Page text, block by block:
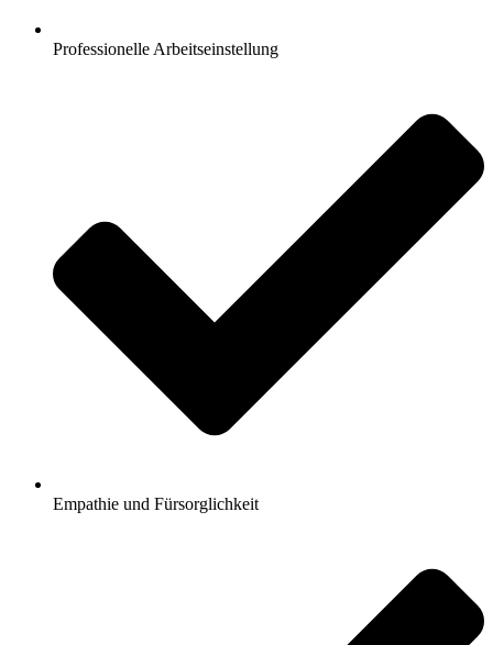
Professionelle Arbeitseinstellung
Empathie und Fürsorglichkeit